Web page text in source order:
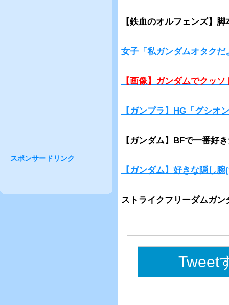
【鉄血のオルフェンズ】
女子「私ガンダムオタク
【画像】ガンダムでクッ
【ガンプラ】HG「グシオ
【ガンダム】BFで一番好
【ガンダム】好きな隠し
ストライクフリーダムガ
Tweet
スポンサードリンク